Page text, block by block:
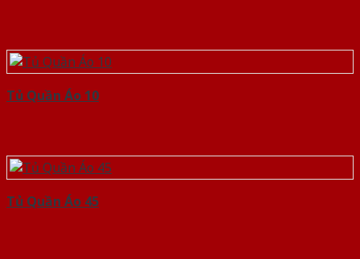
Tủ Quần Áo 10
Tủ Quần Áo 45